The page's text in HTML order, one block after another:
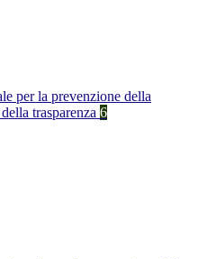
per la prevenzione della
trasparenza 6